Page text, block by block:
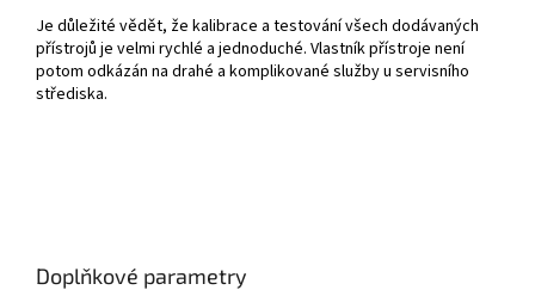
Je důležité vědět, že kalibrace a testování všech dodávaných
přístrojů je velmi rychlé a jednoduché. Vlastník přístroje není
potom odkázán na drahé a komplikované služby u servisního
střediska.
Doplňkové parametry